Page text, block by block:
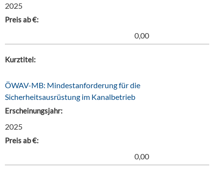
2025
Preis ab €:
0,00
Kurztitel:
ÖWAV-MB: Mindestanforderung für die
Sicherheitsausrüstung im Kanalbetrieb
Erscheinungsjahr:
2025
Preis ab €:
0,00